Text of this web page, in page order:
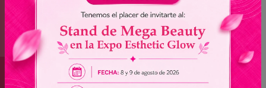
Brasil